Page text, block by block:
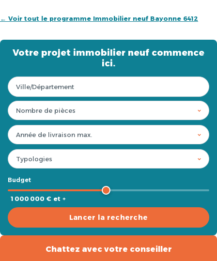
← Voir tout le programme Immobilier neuf Bayonne 6412
Votre projet immobilier neuf commence
ici.
Budget
1 000 000 € et +
Lancer la recherche
Chattez avec votre conseiller